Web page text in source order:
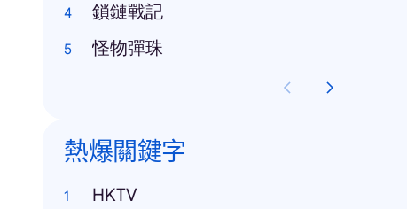
鎖鏈戰記
怪物彈珠
熱爆關鍵字
HKTV